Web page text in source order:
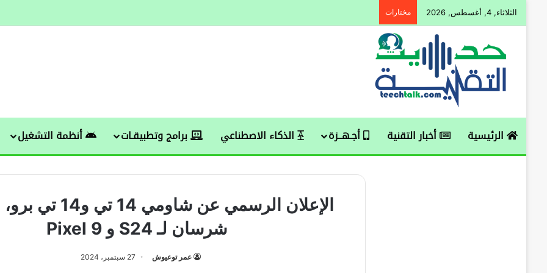
الثلاثاء, 4, أغسطس, 2026 مختارات
الرئيسية أخبار التقنية أجـهــزة الذكاء الاصطناعي برامج وتطبيقـات أنظمة التشغيل
الإعلان الرسمي عن
شرسان لـ S24 و Pixel 9
عمر توعيوش 27 سبتمبر، 2024